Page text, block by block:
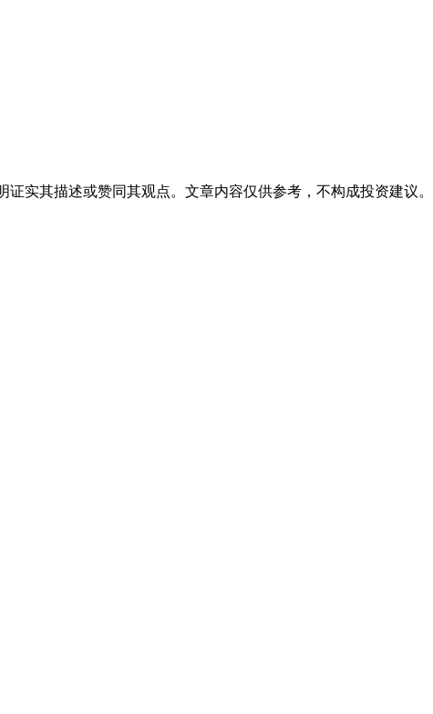
实其描述或赞同其观点。文章内容仅供参考，不构成投资建议